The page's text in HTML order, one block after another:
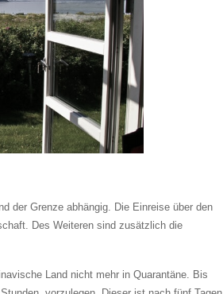
der Grenze abhängig. Die Einreise über den
Des Weiteren sind zusätzlich die
Land nicht mehr in Quarantäne. Bis